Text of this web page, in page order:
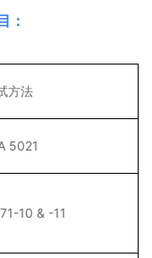
：
方法
5021
10 & -11